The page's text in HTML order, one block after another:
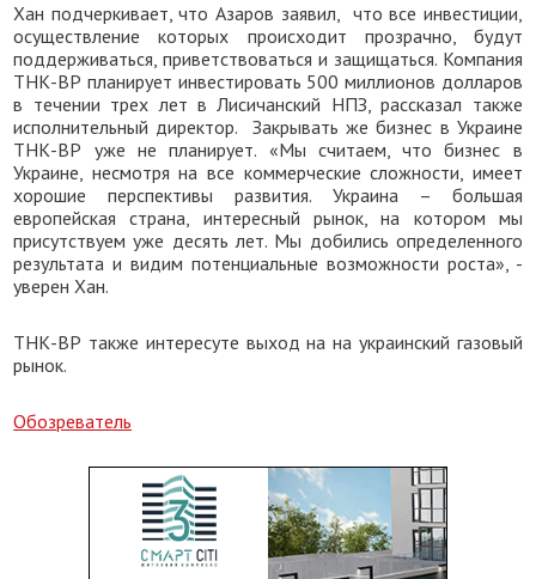
Хан подчеркивает, что Азаров заявил, что все инвестиции,
осуществление которых происходит прозрачно, будут
поддерживаться, приветствоваться и защищаться. Компания
ТНК-ВР планирует инвестировать 500 миллионов долларов
в течении трех лет вЛисичанский НПЗ, рассказал также
исполнительный директор.
Закрывать же бизнес в Украине
ТНК-ВР уже не планирует. «Мы считаем, что бизнес в
Украине, несмотря на все коммерческие сложности, имеет
хорошие перспективы развития. Украина – большая
европейская страна, интересный рынок, на котором мы
присутствуем уже десять лет. Мы добились определенного
результата и видим потенциальные возможности роста», -
уверен Хан.
ТНК-ВР также интересуте выход на на украинский газовый
рынок.
Обозреватель